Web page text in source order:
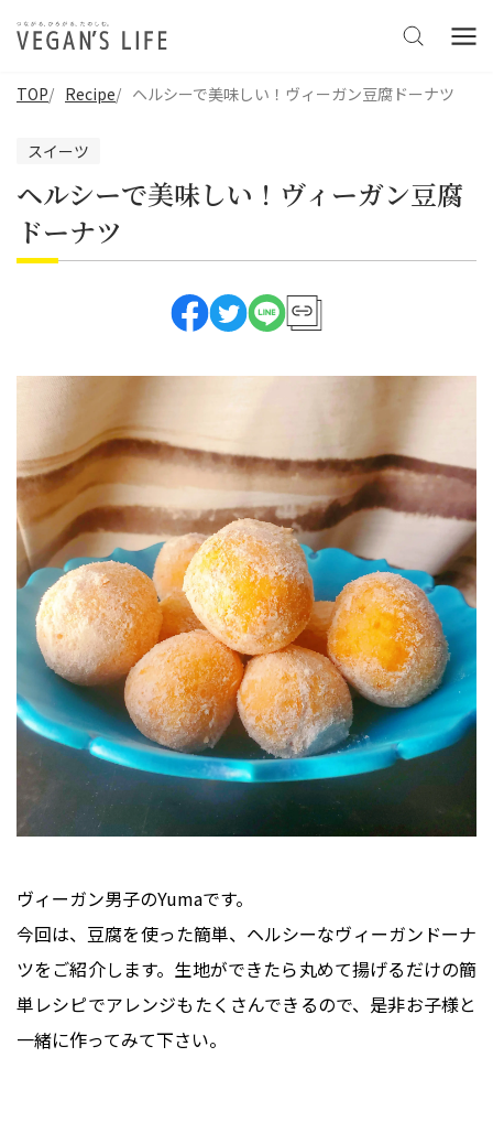
TOP Recipe ヘルシーで美味しい！ヴィーガン豆腐ドーナツ
スイーツ
ヘルシーで美味しい！ヴィーガン豆腐
ドーナツ
ヴィーガン男子のYumaです。
今回は、豆腐を使った簡単、ヘルシーなヴィーガンドーナ
ツをご紹介します。生地ができたら丸めて揚げるだけの簡
単レシピでアレンジもたくさんできるので、是非お子様と
一緒に作ってみて下さい。